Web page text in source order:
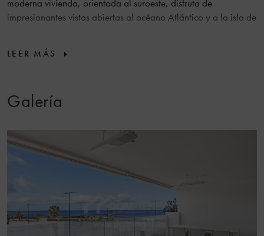
moderna vivienda, orientada al suroeste, disfruta de
impresionantes vistas abiertas al océano Atlántico y a la isla de
privilegiado junto al mar. Con una superficie construida de 116
m² y una terraza privada de 30 m², el apartamento está
amplio salón con cocina abierta equipada con
dormitorios en suite que garantizan confort y privacidad. Un
elemento diferenciador es su
entrada principal privada con
, que aporta un nivel extra de exclusividad poco habitual
en apartamentos. Además, incluye trastero y plaza de garaje
subterránea. El complejo Infinity ofrece instalaciones de alto
nivel como piscina climatizada con vistas a la montaña,
jacuzzi, gimnasio equipado con Technogym, ascensores y WiFi
comunitario. Ubicado a pocos pasos del paseo marítimo,
LEER MÁS
Galería